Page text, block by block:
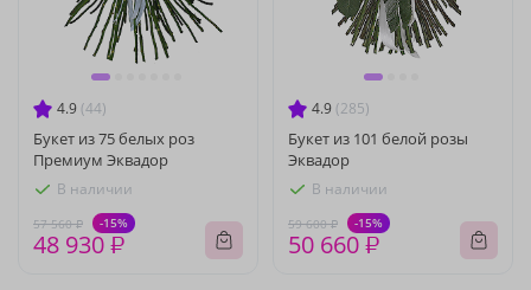
4.9 (44)
Букет из 75 белых роз
Премиум Эквадор
В наличии
57 560 ₽ -15%
48 930 ₽
4.9 (285)
Букет из 101 белой розы
Эквадор
В наличии
59 600 ₽ -15%
50 660 ₽